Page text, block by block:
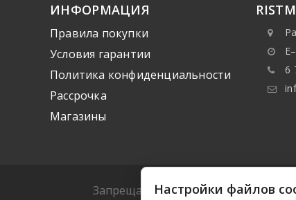
ИНФОРМАЦИЯ
Правила покупки
Условия гарантии
Политика конфиденциальности
Рассрочка
Mагазины
6
Запрещается копировать какие-
Настройки файлов